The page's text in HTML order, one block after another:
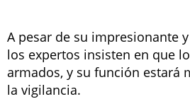
A pesar de su impresionante
los expertos insisten en que
armados, y su función estará
la vigilancia.